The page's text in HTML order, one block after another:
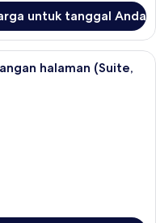
untuk tanggal Anda
1 Tempat Tidur King,
halaman (Suite,